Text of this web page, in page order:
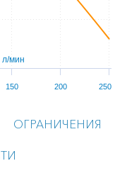
л/мин
150 200 250
ОГРАНИЧЕНИЯ